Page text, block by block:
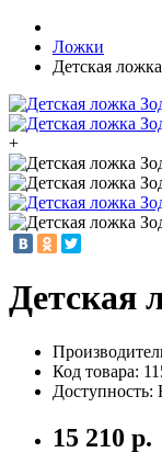
Ложки
Детская
+
Детская
Код товара:
Доступность:
15 210 р.